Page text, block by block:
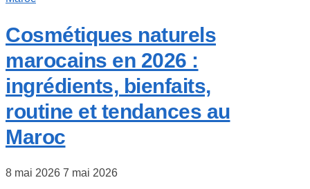
Cosmétiques naturels
marocains en 2026 :
ingrédients, bienfaits,
routine et tendances au
Maroc
8 mai 2026 7 mai 2026